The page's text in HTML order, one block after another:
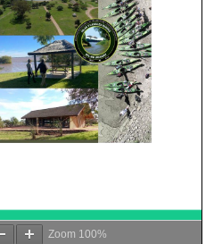
Zoom 100%